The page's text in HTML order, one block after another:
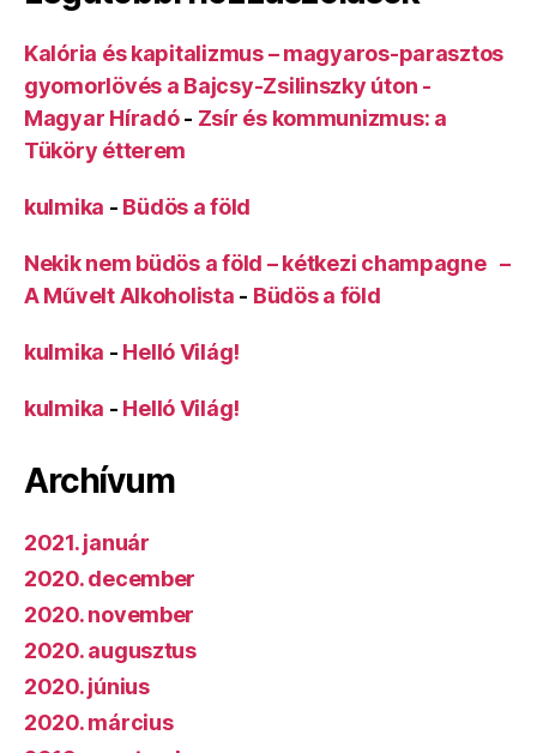
Kalória és kapitalizmus – magyaros-parasztos
gyomorlövés a Bajcsy-Zsilinszky úton -
Magyar Híradó- Zsír és kommunizmus: a
Tüköry étterem
kulmika - Büdös a föld
Nekik nem büdös a föld – kétkezi champagne –
A Művelt Alkoholista - Büdös a föld
kulmika - Helló Világ!
kulmika - Helló Világ!
Archívum
2021. január
2020. december
2020. november
2020. augusztus
2020. június
2020. március